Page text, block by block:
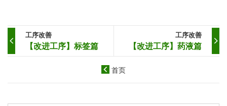
工序改善
【改进工序】标签篇
工序改善
【改进工序】药液篇
首页